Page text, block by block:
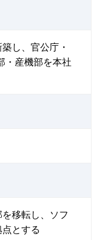
し、官公庁・
・産機部を本社
移転し、ソフ
とする